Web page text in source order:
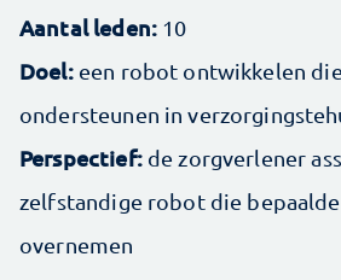
Aantal leden: 10
Doel: een robot ontwikkelen
ondersteunen in
Perspectief: de zorgverlener
zelfstandige robot die bepaalde
overnemen